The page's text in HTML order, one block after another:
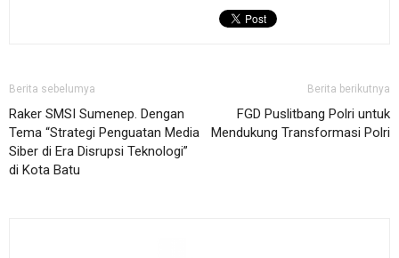
Berita sebelumya
Raker SMSI Sumenep. Dengan
Tema “Strategi Penguatan Media
Siber di Era Disrupsi Teknologi”
di Kota Batu
Berita berikutnya
FGD Puslitbang Polri untuk
Mendukung Transformasi Polri